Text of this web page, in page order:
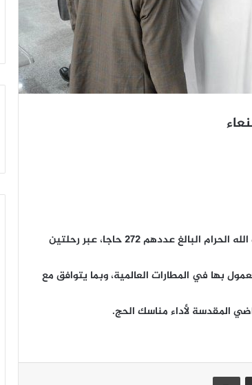
غادر مطار صنعاء الدولي اليوم الثلاثاء ، الفوج الرابع من حجاج بيت الله الحرام البالغ عددهم 272 حاجا، عبر رحلتين
بها في المطارات العالمية، وبما يتوافق مع
مشاركة عبر البريد طباعة